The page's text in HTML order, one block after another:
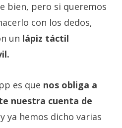
bien, pero si queremos
con los dedos,
un lápiz táctil
es que nos obliga a
nuestra cuenta de
ya hemos dicho varias